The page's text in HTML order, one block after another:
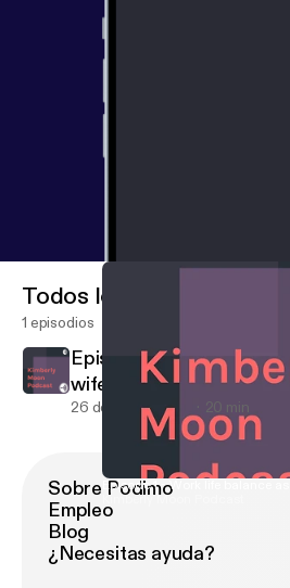
Episode 1 - Work life balance
Kimberly Moon Podcast
Todos los episodios
1 episodios
Episode 1 - Work life
wife realtors.
26 de feb de 2018 20 min
Sobre Podimo
Empleo
Blog
¿Necesitas ayuda?